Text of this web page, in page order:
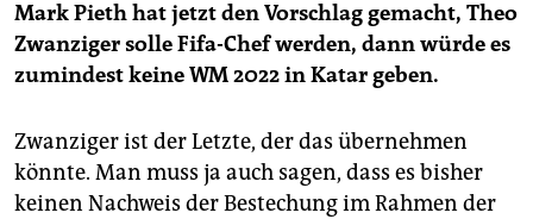
Mark Pieth hat jetzt den Vorschlag gemacht, Theo
Zwanziger solle Fifa-Chef werden, dann würde es
zumindest keine WM 2022 in Katar geben.
Zwanziger ist der Letzte, der das übernehmen
könnte. Man muss ja auch sagen, dass es bisher
keinen Nachweis der Bestechung im Rahmen der